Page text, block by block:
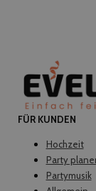
FÜR KUNDEN
Hochzeit
Party
Partymusik